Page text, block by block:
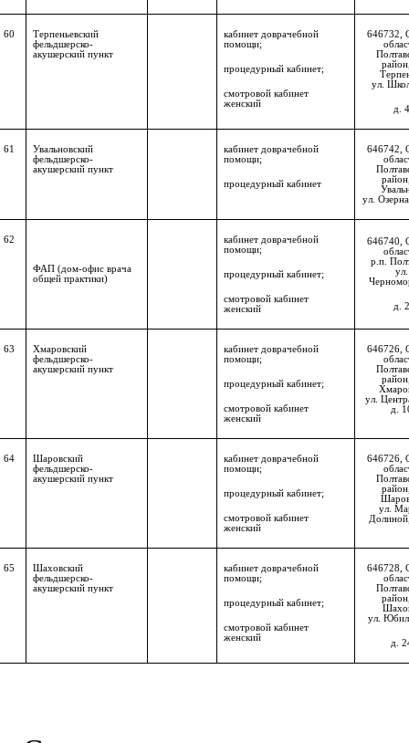
60
Терпеньевский
фельдшерско-
акушерский пункт
кабинет доврачебной
помощи;
процедурный кабинет;
смотровой кабинет
женский
646732,
ул.
д.
61
Увальновский
фельдшерско-
акушерский пункт
кабинет доврачебной
помощи;
процедурный кабинет
646742,
ул.
62
ФАП (дом-офис врача
общей практики)
кабинет доврачебной
помощи;
процедурный кабинет;
смотровой кабинет
женский
646740,
р.п.
ул.
д.
63
Хмаровский
фельдшерско-
акушерский пункт
кабинет доврачебной
помощи;
процедурный кабинет;
смотровой кабинет
женский
646726,
ул.
д.
64
Шаровский
фельдшерско-
акушерский пункт
кабинет доврачебной
помощи;
процедурный кабинет;
смотровой кабинет
женский
646726,
ул.
65
Шаховский
фельдшерско-
акушерский пункт
кабинет доврачебной
помощи;
процедурный кабинет;
смотровой кабинет
женский
646728,
ул.
д.